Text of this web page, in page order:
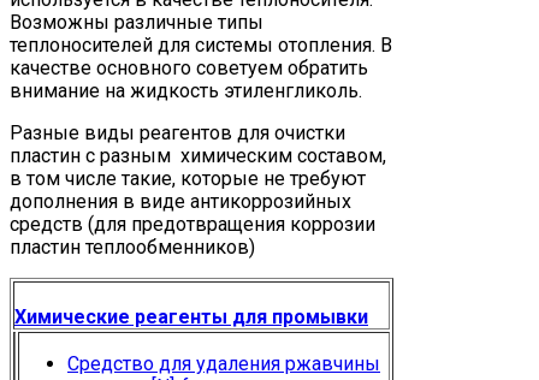
Возможны различные типы
теплоносителей для системы отопления. В
качестве основного советуем обратить
внимание на жидкость этиленгликоль.
Разные виды реагентов для очистки
пластин с разным химическим составом,
в том числе такие, которые не требуют
дополнения в виде антикоррозийных
средств (для предотвращения коррозии
пластин теплообменников)
Химические реагенты для промывки
Средство для удаления ржавчины